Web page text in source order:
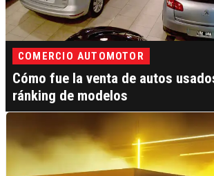
COMERCIO AUTOMOTOR
Cómo fue la venta de autos
ránking de modelos